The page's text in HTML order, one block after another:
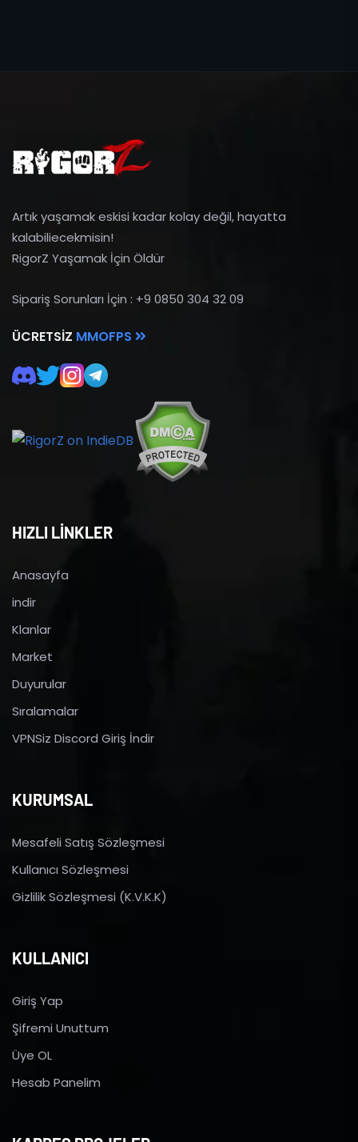
Artık yaşamak eskisi kadar kolay değil, hayatta
kalabiliecekmisin!
RigorZ Yaşamak İçin Öldür
Sipariş Sorunları İçin : +9 0850 304 32 09
ÜCRETSIZ MMOFPS
HIZLI LİNKLER
Anasayfa
indir
Klanlar
Market
Duyurular
Sıralamalar
VPNSiz Discord Giriş İndir
KURUMSAL
Mesafeli Satış Sözleşmesi
Kullanıcı Sözleşmesi
Gizlilik Sözleşmesi (K.V.K.K)
KULLANICI
Giriş Yap
Şifremi Unuttum
Üye OL
Hesab Panelim